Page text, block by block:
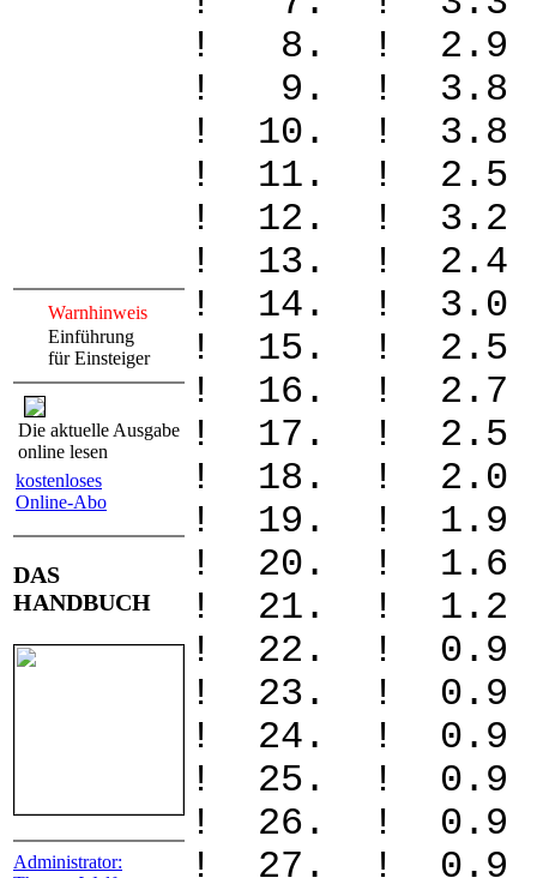
Warnhinweis
Einführung
für Einsteiger
Die aktuelle Ausgabe
online lesen
kostenloses
Online-Abo
DAS
HANDBUCH
Administrator:
! 8. ! 2.9
! 9. ! 3.8
! 10. !
! 11. !
! 12. !
! 13. !
! 14. !
! 15. !
! 16. !
! 17. !
! 18. !
! 19. !
! 20. !
! 21. !
! 22. !
! 23. !
! 24. !
! 25. !
! 26. !
! 27. !